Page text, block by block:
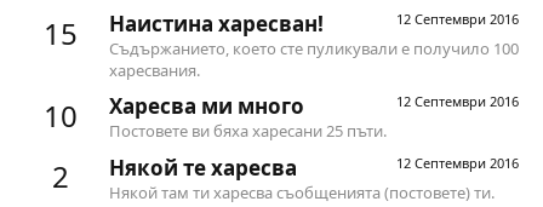
15 12 Септември 2016
Наистина харесван!
Съдържанието, което сте пуликували е получило 100
харесвания.
10 12 Септември 2016
Харесва ми много
Постовете ви бяха харесани 25 пъти.
2 12 Септември 2016
Някой те харесва
Някой там ти харесва съобщенията (постовете) ти.